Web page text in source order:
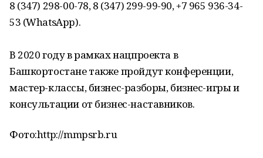
8 (347) 298-00-78, 8 (347) 299-99-90, +7 965 936-34-
53 (WhatsApp).
В 2020 году в рамках нацпроекта в
Башкортостане также пройдут конференции,
мастер-классы, бизнес-разборы, бизнес-игры и
консультации от бизнес-наставников.
Фото:http://mmpsrb.ru